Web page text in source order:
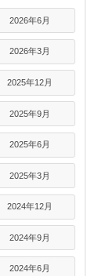
2026年6月
2026年3月
2025年12月
2025年9月
2025年6月
2025年3月
2024年12月
2024年9月
2024年6月